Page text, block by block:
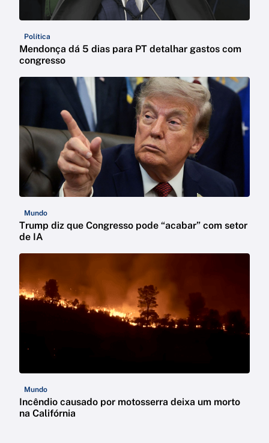
Política
Mendonça dá 5 dias para PT detalhar gastos com
congresso
Mundo
Trump diz que Congresso pode “acabar” com setor
de IA
Mundo
Incêndio causado por motosserra deixa um morto
na Califórnia